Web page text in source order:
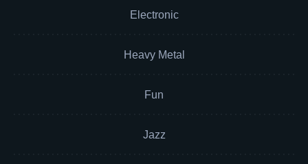
Electronic
Heavy Metal
Fun
Jazz